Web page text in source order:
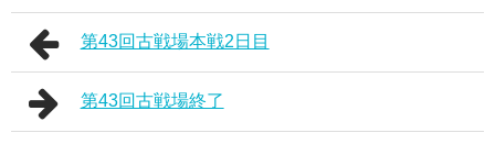
第43回古戦場本戦2日目
第43回古戦場終了